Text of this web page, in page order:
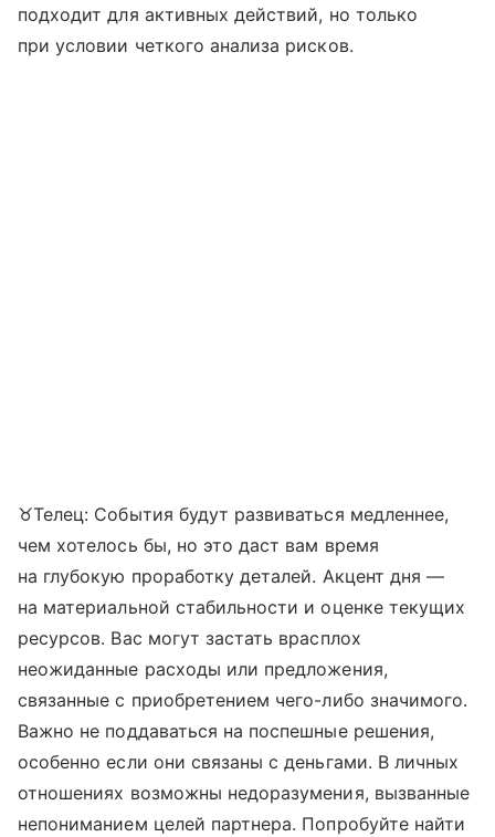
подходит для активных действий, но только
при условии четкого анализа рисков.
♉Телец: События будут развиваться медленнее,
чем хотелось бы, но это даст вам время
на глубокую проработку деталей. Акцент дня —
на материальной стабильности и оценке текущих
ресурсов. Вас могут застать врасплох
неожиданные расходы или предложения,
связанные с приобретением чего-либо значимого.
Важно не поддаваться на поспешные решения,
особенно если они связаны с деньгами. В личных
отношениях возможны недоразумения, вызванные
непониманием целей партнера. Попробуйте найти